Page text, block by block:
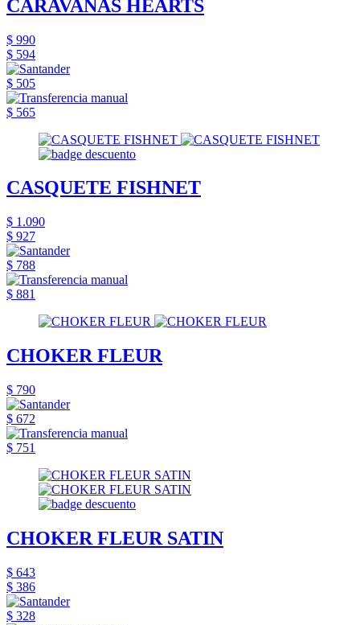
CARAVANAS HEARTS
$ 990
$ 594
$ 505
$ 565
CASQUETE FISHNET
$ 1.090
$ 927
$ 788
$ 881
CHOKER FLEUR
$ 790
$ 672
$ 751
CHOKER FLEUR SATIN
$ 643
$ 386
$ 328